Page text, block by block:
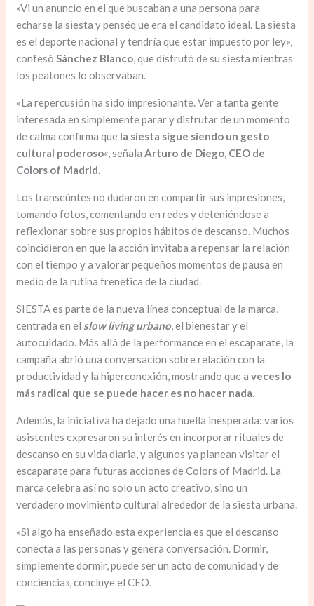
«Vi un anuncio en el que buscaban a una persona para
echarse la siesta y penséq ue era el candidato ideal. La siesta
es el deporte nacional y tendría que estar impuesto por ley»,
confesó Sánchez Blanco, que disfrutó de su siesta mientras
los peatones lo observaban.
«La repercusión ha sido impresionante. Ver a tanta gente
interesada en simplemente parar y disfrutar de un momento
de calma confirma que la siesta sigue siendo un gesto
cultural poderoso«, señalaArturo de Diego, CEO de
Colors of Madrid.
Los transeúntes no dudaron en compartir sus impresiones,
tomando fotos, comentando en redes y deteniéndose a
reflexionar sobre sus propios hábitos de descanso. Muchos
coincidieron en que la acción invitaba a repensar la relación
con el tiempo y a valorar pequeños momentos de pausa en
medio de la rutina frenética de la ciudad.
SIESTA es parte de la nueva línea conceptual de la marca,
centrada en el slow living urbano, el bienestar y el
autocuidado. Más allá de la performance en el escaparate, la
campaña abrió una conversación sobre relación con la
productividad y la hiperconexión, mostrando que a veces lo
más radical que se puede hacer es no hacer nada.
Además, la iniciativa ha dejado una huella inesperada: varios
asistentes expresaron su interés en incorporar rituales de
descanso en su vida diaria, y algunos ya planean visitar el
escaparate para futuras acciones de Colors of Madrid. La
marca celebra así no solo un acto creativo, sino un
verdadero movimiento cultural alrededor de la siesta urbana.
«Si algo ha enseñado esta experiencia es que el descanso
conecta a las personas y genera conversación. Dormir,
simplemente dormir, puede ser un acto de comunidad y de
conciencia», concluye el CEO.